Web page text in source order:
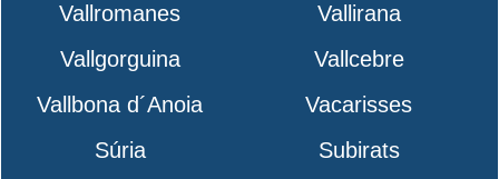
Vallromanes
Vallirana
Vallgorguina
Vallcebre
Vallbona d´Anoia
Vacarisses
Súria
Subirats